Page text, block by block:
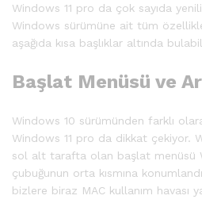
Windows 11 pro da çok sayıda
Windows sürümüne ait tüm
aşağıda kısa başlıklar altında
Başlat Menüsü ve
Windows 10 sürümünden farklı
Windows 11 pro da dikkat çekiyor.
sol alt tarafta olan başlat menüsü
çubuğunun orta kısmına
bizlere biraz MAC kullanım havası